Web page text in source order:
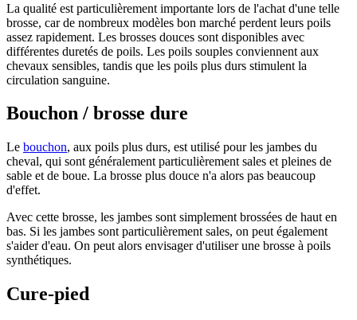
La qualité est particulièrement importante lors de l'achat d'une telle
brosse, car de nombreux modèles bon marché perdent leurs poils
assez rapidement. Les brosses douces sont disponibles avec
différentes duretés de poils. Les poils souples conviennent aux
chevaux sensibles, tandis que les poils plus durs stimulent la
circulation sanguine.
Bouchon / brosse dure
Le bouchon, aux poils plus durs, est utilisé pour les jambes du
cheval, qui sont généralement particulièrement sales et pleines de
sable et de boue. La brosse plus douce n'a alors pas beaucoup
d'effet.
Avec cette brosse, les jambes sont simplement brossées de haut en
bas. Si les jambes sont particulièrement sales, on peut également
s'aider d'eau. On peut alors envisager d'utiliser une brosse à poils
synthétiques.
Cure-pied